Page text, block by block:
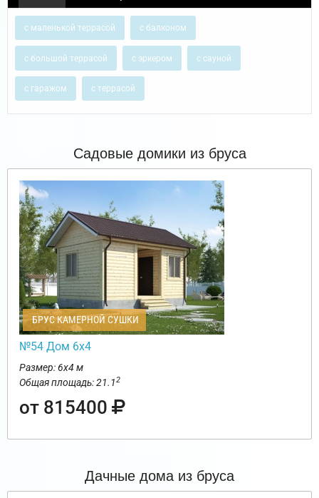
с маленькой террасой с балконом
с большой террасой с эркером с сауной
с гаражом с террасой
Садовые домики из бруса
БРУС КАМЕРНОЙ СУШКИ
№54 Дом 6х4
Размер: 6х4 м
Общая площадь: 21.12
от 815400
Дачные дома из бруса